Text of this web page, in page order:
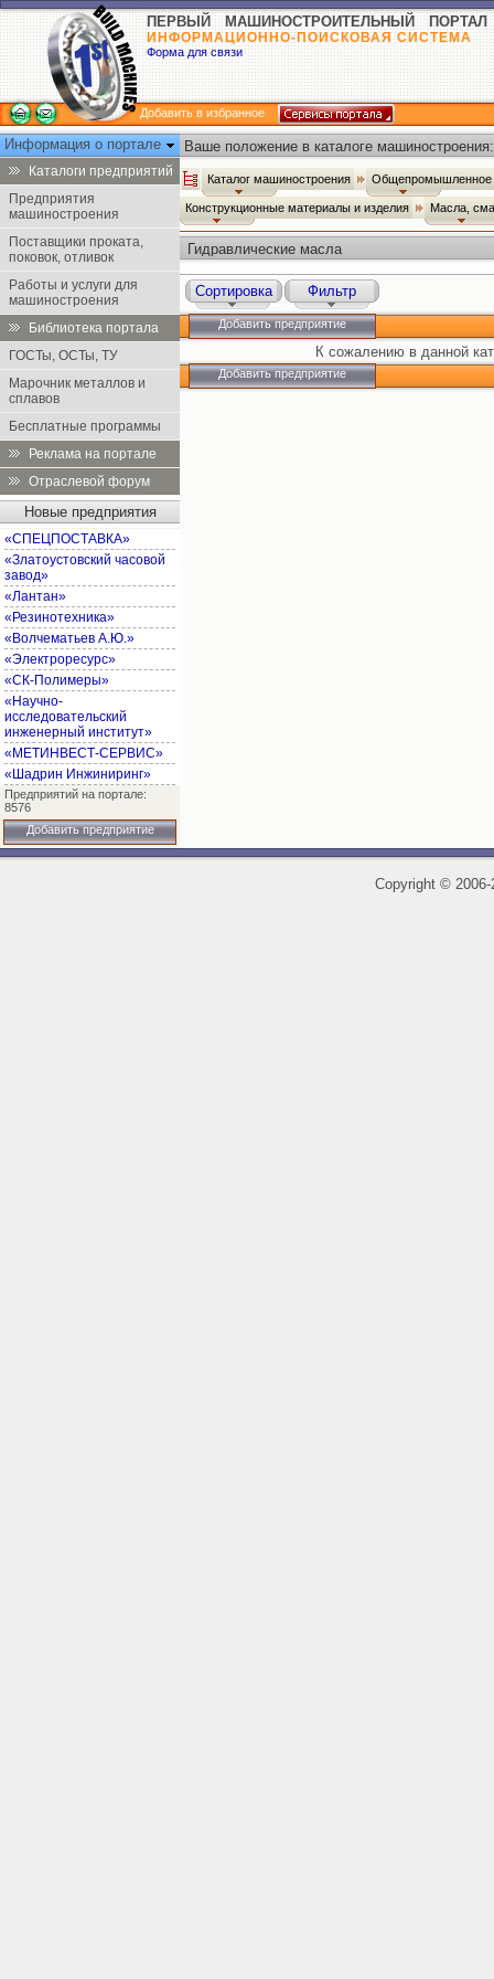
ПЕРВЫЙ МАШИНОСТРОИТЕЛЬНЫЙ ПОРТАЛ
ИНФОРМАЦИОННО-ПОИСКОВАЯ СИСТЕМА
Форма для связи
Добавить в избранное
Информация о портале
Каталоги предприятий
Предприятия
машиностроения
Поставщики проката,
поковок, отливок
Работы и услуги для
машиностроения
Библиотека портала
ГОСТы, ОСТы, ТУ
Марочник металлов и
сплавов
Бесплатные программы
Реклама на портале
Отраслевой форум
Новые предприятия
«СПЕЦПОСТАВКА»
«Златоустовский часовой
завод»
«Лантан»
«Резинотехника»
«Волчематьев А.Ю.»
«Электроресурс»
«СК-Полимеры»
«Научно-
исследовательский
инженерный институт»
«МЕТИНВЕСТ-СЕРВИС»
«Шадрин Инжиниринг»
Предприятий на портале:
8576
Добавить предприятие
Ваше положение в каталоге машиностроения:
Каталог машиностроения Общепромышленное
Конструкционные материалы и изделия Масла,
Гидравлические масла
Сортировка Фильтр
Добавить предприятие
К сожалению в данной
Добавить предприятие
Copyright ©